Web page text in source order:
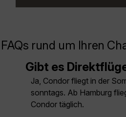
FAQs rund um Ihren
Gibt es
Ja, Condor fliegt in der
sonntags. Ab Hamburg
Condor täglich.